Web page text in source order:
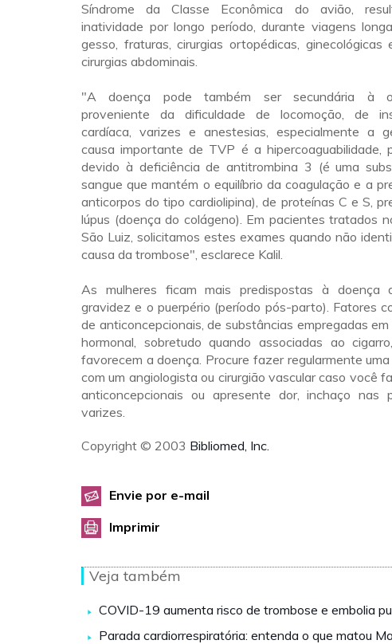
Síndrome da Classe Econômica do avião,
inatividade por longo período, durante viagens
gesso, fraturas, cirurgias ortopédicas, ginecológicas
cirurgias abdominais.
"A doença pode também ser secundária à
proveniente da dificuldade de locomoção, de
cardíaca, varizes e anestesias, especialmente a
causa importante de TVP é a hipercoaguabilidade,
devido à deficiência de antitrombina 3 (é uma
sangue que mantém o equilíbrio da coagulação e a
anticorpos do tipo cardiolipina), de proteínas C e S,
lúpus (doença do colágeno). Em pacientes tratados
São Luiz, solicitamos estes exames quando não
causa da trombose", esclarece Kalil.
As mulheres ficam mais predispostas à doença
gravidez e o puerpério (período pós-parto). Fatores
de anticoncepcionais, de substâncias empregadas
hormonal, sobretudo quando associadas ao
favorecem a doença. Procure fazer regularmente
com um angiologista ou cirurgião vascular caso você
anticoncepcionais ou apresente dor, inchaço nas
varizes.
Copyright © 2003 Bibliomed, Inc.
Envie por e-mail
Imprimir
Veja também
COVID-19 aumenta risco de trombose e embolia
Parada cardiorrespiratória: entenda o que matou